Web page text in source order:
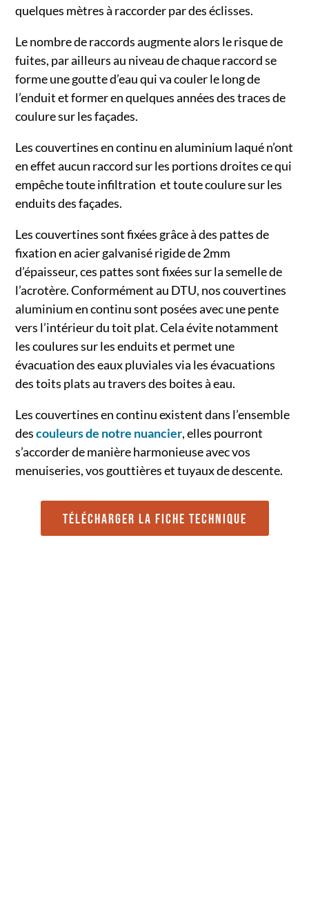
quelques mètres à raccorder par des éclisses.
Le nombre de raccords augmente alors le risque de
fuites, par ailleurs au niveau de chaque raccord se
forme une goutte d’eau qui va couler le long de
l’enduit et former en quelques années des traces de
coulure sur les façades.
Les couvertines en continu en aluminium laqué n’ont
en effet aucun raccord sur les portions droites ce qui
empêche toute infiltration et toute coulure sur les
enduits des façades.
Les couvertines sont fixées grâce à des pattes de
fixation en acier galvanisé rigide de 2mm
d’épaisseur, ces pattes sont fixées sur la semelle de
l’acrotère. Conformément au DTU, nos couvertines
aluminium en continu sont posées avec une pente
vers l’intérieur du toit plat. Cela évite notamment
les coulures sur les enduits et permet une
évacuation des eaux pluviales via les évacuations
des toits plats au travers des boites à eau.
Les couvertines en continu existent dans l’ensemble
des couleurs de notre nuancier, elles pourront
s’accorder de manière harmonieuse avec vos
menuiseries, vos gouttières et tuyaux de descente.
TÉLÉCHARGER LA FICHE TECHNIQUE